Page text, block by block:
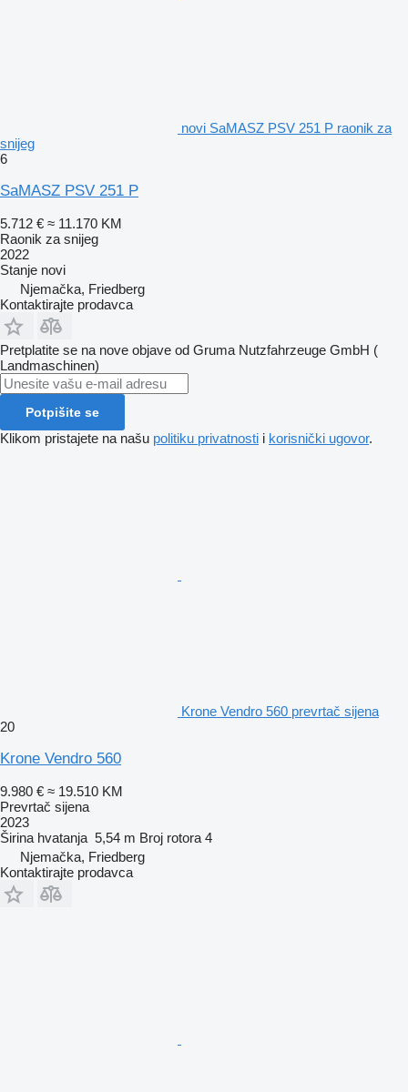
novi SaMASZ PSV 251 P raonik za
snijeg
6
SaMASZ PSV 251 P
5.712 € ≈ 11.170 KM
Raonik za snijeg
2022
Stanje novi
Njemačka, Friedberg
Kontaktirajte prodavca
Pretplatite se na nove objave od Gruma Nutzfahrzeuge GmbH (
Landmaschinen)
Potpišite se
Klikom pristajete na našu politiku privatnosti i korisnički ugovor.
Krone Vendro 560 prevrtač sijena
20
Krone Vendro 560
9.980 € ≈ 19.510 KM
Prevrtač sijena
2023
Širina hvatanja 5,54 m Broj rotora 4
Njemačka, Friedberg
Kontaktirajte prodavca